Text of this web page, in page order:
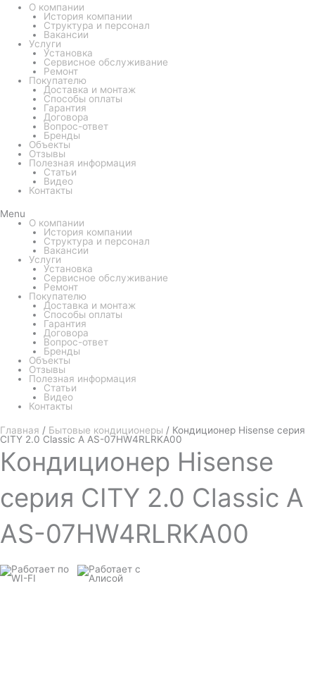
О компании
История компании
Структура и персонал
Вакансии
Услуги
Установка
Сервисное обслуживание
Ремонт
Покупателю
Доставка и монтаж
Способы оплаты
Гарантия
Договора
Вопрос-ответ
Бренды
Объекты
Отзывы
Полезная информация
Статьи
Видео
Контакты
Menu
О компании
История компании
Структура и персонал
Вакансии
Услуги
Установка
Сервисное обслуживание
Ремонт
Покупателю
Доставка и монтаж
Способы оплаты
Гарантия
Договора
Вопрос-ответ
Бренды
Объекты
Отзывы
Полезная информация
Статьи
Видео
Контакты
Главная / Бытовые кондиционеры / Кондиционер Hisense серия
CITY 2.0 Classic A AS-07HW4RLRKA00
Кондиционер Hisense
серия CITY 2.0 Classic A
AS-07HW4RLRKA00